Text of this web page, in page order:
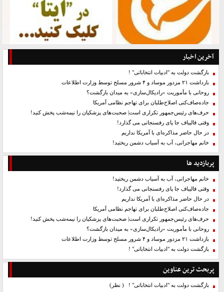
آخرین اخبار
بازگشت دولت به "ادبیات انتخاباتی" !
بازداشت ۲۱ مزدور موساد و ۴ شرور مسلح توسط وزارت اطلاعات
روحانی با مأموریت «رادیکال‌سازی» به میدان بازگشت؟
جاده‌صاف‌کنی اصلاح‌طلبان برای تهاجم نظامی آمریکا
حرف‌های رئیس‌جمهور تکراری است| صحبت‌های پزشکیان را نیمه‌شب پخش کنید!
وقتی قالیباف جا پای رفسنجانی می گذارد!
در حال حاضر مذاکره‌ای با آمریکا نداریم
خانم مهاجرانی، آب به آسیاب دشمن ریختید!
پربازدید ها
خانم مهاجرانی، آب به آسیاب دشمن ریختید!
وقتی قالیباف جا پای رفسنجانی می گذارد!
در حال حاضر مذاکره‌ای با آمریکا نداریم
جاده‌صاف‌کنی اصلاح‌طلبان برای تهاجم نظامی آمریکا
حرف‌های رئیس‌جمهور تکراری است| صحبت‌های پزشکیان را نیمه‌شب پخش کنید!
روحانی با مأموریت «رادیکال‌سازی» به میدان بازگشت؟
بازداشت ۲۱ مزدور موساد و ۴ شرور مسلح توسط وزارت اطلاعات
بازگشت دولت به "ادبیات انتخاباتی" !
پربحث ترین عناوین
بازگشت دولت به "ادبیات انتخاباتی" ! ( نظر)